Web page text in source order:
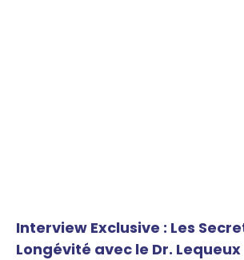
Interview Exclusive : Les
Longévité avec le Dr. Lequeux